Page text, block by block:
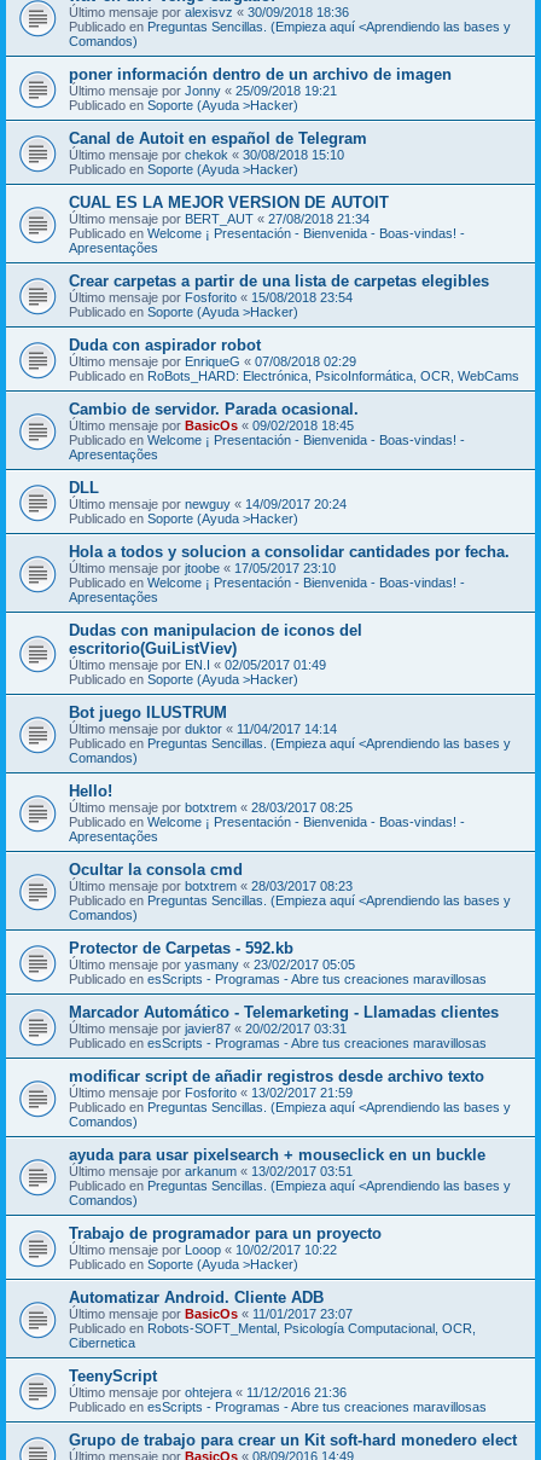
Último mensaje por alexisvz « 30/09/2018 18:36
Publicado en Preguntas Sencillas. (Empieza aquí <Aprendiendo las bases y
Comandos)
poner información dentro de un archivo de imagen
Último mensaje por Jonny « 25/09/2018 19:21
Publicado en Soporte (Ayuda >Hacker)
Canal de Autoit en español de Telegram
Último mensaje por chekok « 30/08/2018 15:10
Publicado en Soporte (Ayuda >Hacker)
CUAL ES LA MEJOR VERSION DE AUTOIT
Último mensaje por BERT_AUT « 27/08/2018 21:34
Publicado en Welcome ¡ Presentación - Bienvenida - Boas-vindas! -
Apresentações
Crear carpetas a partir de una lista de carpetas elegibles
Último mensaje por Fosforito « 15/08/2018 23:54
Publicado en Soporte (Ayuda >Hacker)
Duda con aspirador robot
Último mensaje por EnriqueG « 07/08/2018 02:29
Publicado en RoBots_HARD: Electrónica, PsicoInformática, OCR, WebCams
Cambio de servidor. Parada ocasional.
Último mensaje por BasicOs « 09/02/2018 18:45
Publicado en Welcome ¡ Presentación - Bienvenida - Boas-vindas! -
Apresentações
DLL
Último mensaje por newguy « 14/09/2017 20:24
Publicado en Soporte (Ayuda >Hacker)
Hola a todos y solucion a consolidar cantidades por fecha.
Último mensaje por jtoobe « 17/05/2017 23:10
Publicado en Welcome ¡ Presentación - Bienvenida - Boas-vindas! -
Apresentações
Dudas con manipulacion de iconos del
escritorio(GuiListViev)
Último mensaje por EN.I « 02/05/2017 01:49
Publicado en Soporte (Ayuda >Hacker)
Bot juego ILUSTRUM
Último mensaje por duktor « 11/04/2017 14:14
Publicado en Preguntas Sencillas. (Empieza aquí <Aprendiendo las bases y
Comandos)
Hello!
Último mensaje por botxtrem « 28/03/2017 08:25
Publicado en Welcome ¡ Presentación - Bienvenida - Boas-vindas! -
Apresentações
Ocultar la consola cmd
Último mensaje por botxtrem « 28/03/2017 08:23
Publicado en Preguntas Sencillas. (Empieza aquí <Aprendiendo las bases y
Comandos)
Protector de Carpetas - 592.kb
Último mensaje por yasmany « 23/02/2017 05:05
Publicado en esScripts - Programas - Abre tus creaciones maravillosas
Marcador Automático - Telemarketing - Llamadas clientes
Último mensaje por javier87 « 20/02/2017 03:31
Publicado en esScripts - Programas - Abre tus creaciones maravillosas
modificar script de añadir registros desde archivo texto
Último mensaje por Fosforito « 13/02/2017 21:59
Publicado en Preguntas Sencillas. (Empieza aquí <Aprendiendo las bases y
Comandos)
ayuda para usar pixelsearch + mouseclick en un buckle
Último mensaje por arkanum « 13/02/2017 03:51
Publicado en Preguntas Sencillas. (Empieza aquí <Aprendiendo las bases y
Comandos)
Trabajo de programador para un proyecto
Último mensaje por Looop « 10/02/2017 10:22
Publicado en Soporte (Ayuda >Hacker)
Automatizar Android. Cliente ADB
Último mensaje por BasicOs « 11/01/2017 23:07
Publicado en Robots-SOFT_Mental, Psicología Computacional, OCR,
Cibernetica
TeenyScript
Último mensaje por ohtejera « 11/12/2016 21:36
Publicado en esScripts - Programas - Abre tus creaciones maravillosas
Grupo de trabajo para crear un Kit soft-hard monedero elect
Último mensaje por BasicOs « 08/09/2016 14:49